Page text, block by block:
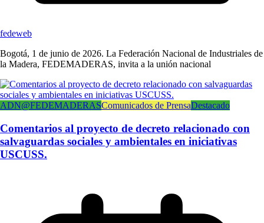
fedeweb
Bogotá, 1 de junio de 2026. La Federación Nacional de Industriales de
la Madera, FEDEMADERAS, invita a la unión nacional
ADN@FEDEMADERASComunicados de PrensaDestacado
Comentarios al proyecto de decreto relacionado con
salvaguardas sociales y ambientales en iniciativas
USCUSS.